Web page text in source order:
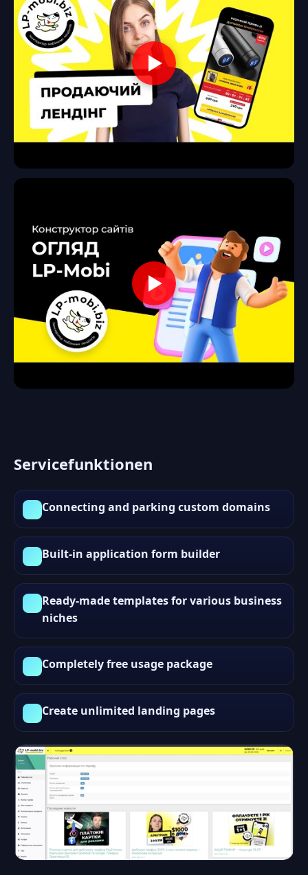
Servicefunktionen
Connecting and parking custom domains
Built-in application form builder
Ready-made templates for various business
niches
Completely free usage package
Create unlimited landing pages